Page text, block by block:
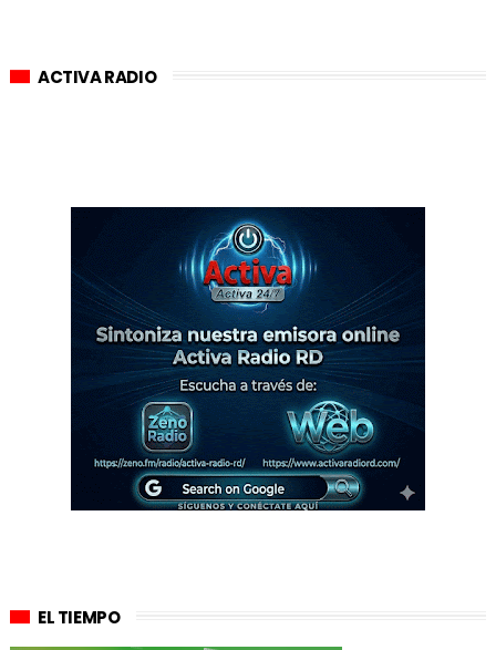
ACTIVA RADIO
EL TIEMPO